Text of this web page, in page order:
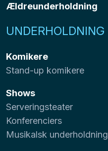
Ældreunderholdning
UNDERHOLDNING
Komikere
Stand-up komikere
Shows
Serveringsteater
Konferenciers
Musikalsk underholdning